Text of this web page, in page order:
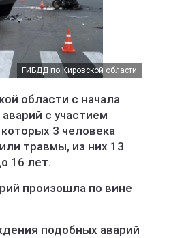
ГИБДД по Кировской области
области с начала
с участием
3 человека
травмы, из них 13
16 лет.
произошла по вине
подобных аварий